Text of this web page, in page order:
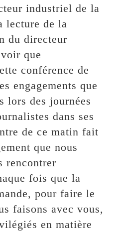
industriel de la
lecture de la
du directeur
que
conférence de
engagements que
lors des journées
dans ses
de ce matin fait
que nous
rencontrer
fois que la
pour faire le
faisons avec vous,
en matière